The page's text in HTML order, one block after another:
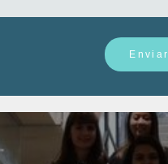
Enviar